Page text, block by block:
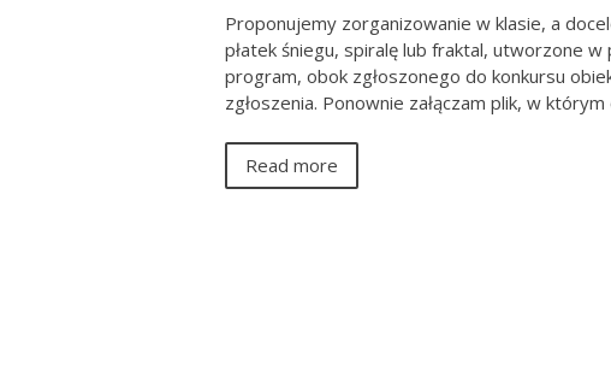
Proponujemy zorganizowanie w klasie, a
płatek śniegu, spiralę lub fraktal, utworzone
program, obok zgłoszonego do konkursu
zgłoszenia. Ponownie załączam plik, w
Read more